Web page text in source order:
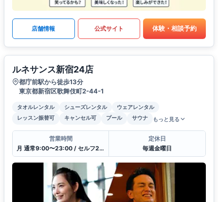
店舗情報 公式サイト 体験・相談予約
ルネサンス新宿24店
都庁前駅から徒歩13分
東京都新宿区歌舞伎町2-44-1
タオルレンタル シューズレンタル
ウェアレンタル
レッスン振替可
キャンセル可 プール サウナ もっと見る
営業時間
月 通常9:00〜23:00 / セルフ23:00〜9:00 / 受付10:00〜21:00
定休日
毎週金曜日